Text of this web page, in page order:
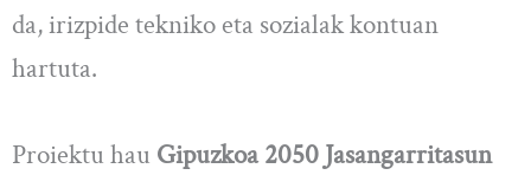
da, irizpide tekniko eta sozialak kontuan
hartuta.
Proiektu hau Gipuzkoa 2050 Jasangarritasun